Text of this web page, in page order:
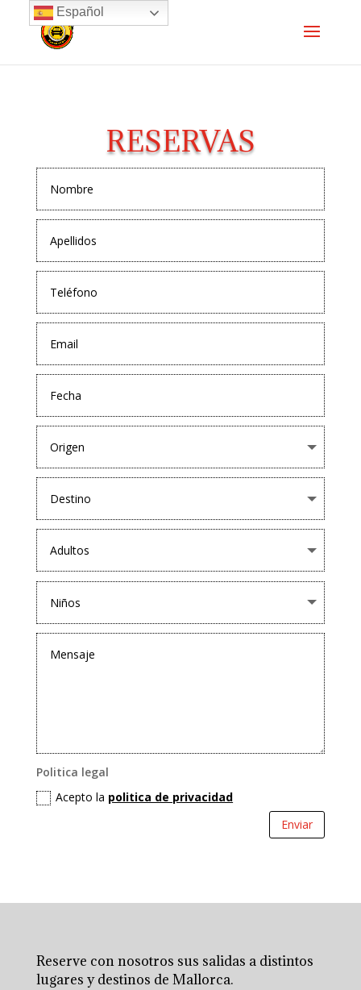
RESERVAS
Politica legal
Acepto la politica de privacidad
Enviar
Reserve con nosotros sus salidas a distintos
lugares y destinos de Mallorca.
Español